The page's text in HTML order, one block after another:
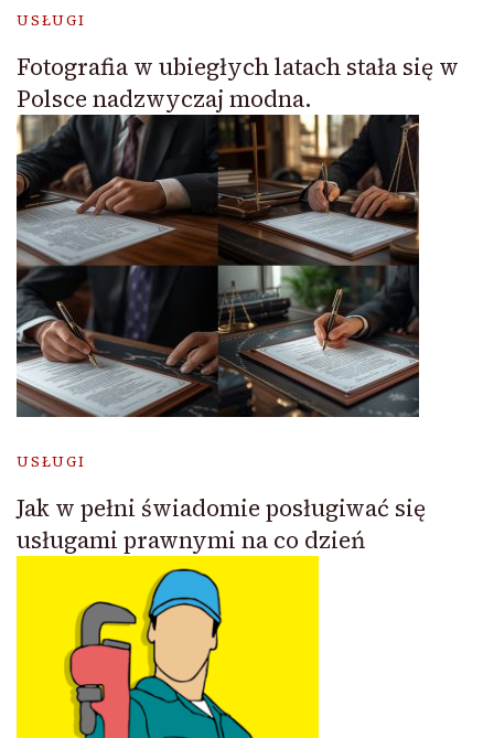
USŁUGI
Fotografia w ubiegłych latach stała się w
Polsce nadzwyczaj modna.
USŁUGI
Jak w pełni świadomie posługiwać się
usługami prawnymi na co dzień